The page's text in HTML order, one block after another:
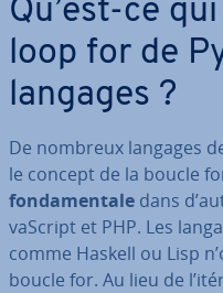
Qu’est-ce
loop for de
langages ?
De nombreux langages
le concept de la boucle
fon­da­men­tale dans
vaS­cript et PHP. Les
comme Haskell ou Lisp
boucle for. Au lieu de